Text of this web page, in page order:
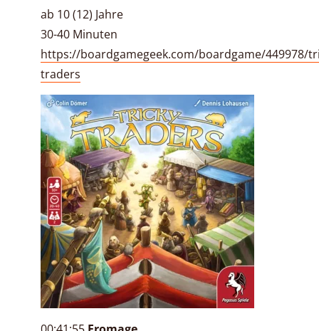
ab 10 (12) Jahre
30-40 Minuten
https://boardgamegeek.com/boardgame/449978/
traders